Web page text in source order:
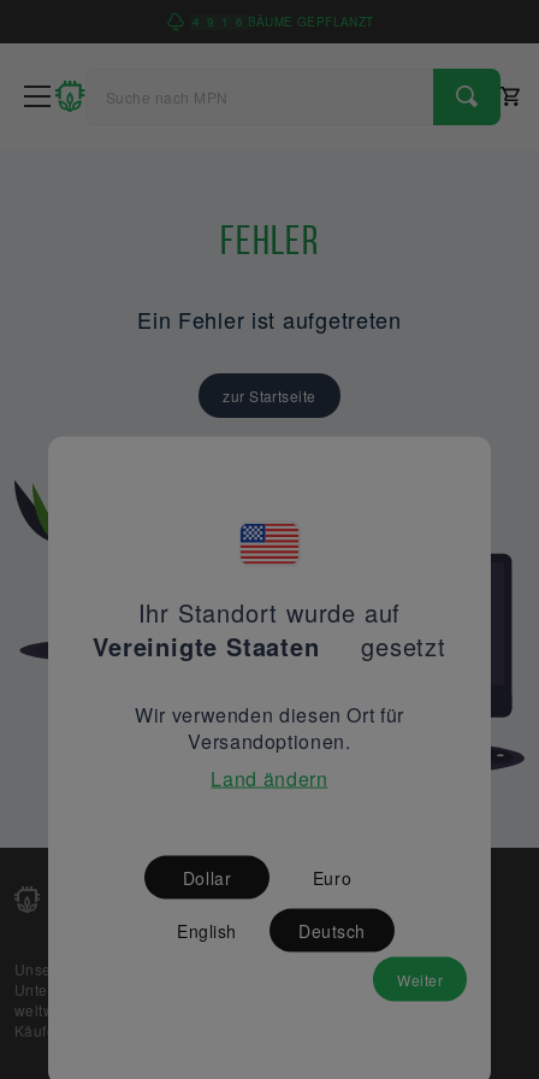
4 9 1 6 BÄUME GEPFLANZT
Fehler
Ein Fehler ist aufgetreten
zur Startseite
Unsere Web-Plattform unterstützt OEM- und EMS-
Unternehmen dabei, ihre überschüssigen Lagerbestände
weltweit zu verkaufen und gleichzeitig den potenziellen
Käufern beste Preise und Qualität zu bieten.
Partner
Ihr Standort wurde auf
Vereinigte Staaten
gesetzt
Wir verwenden diesen Ort für
Versandoptionen.
Land ändern
Dollar Euro
English Deutsch
Weiter